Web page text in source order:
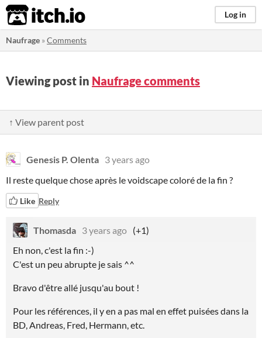
itch.io Log in
Naufrage »Comments
Viewing post in Naufrage comments
↑ View parent post
Genesis P. Olenta 3 years ago
Il reste quelque chose après le voidscape coloré de la fin ?
Like Reply
Thomasda 3 years ago (+1)
Eh non, c'est la fin :-)
C'est un peu abrupte je sais ^^
Bravo d'être allé jusqu'au bout !
Pour les références, il y en a pas mal en effet puisées dans la
BD, Andreas, Fred, Hermann, etc.